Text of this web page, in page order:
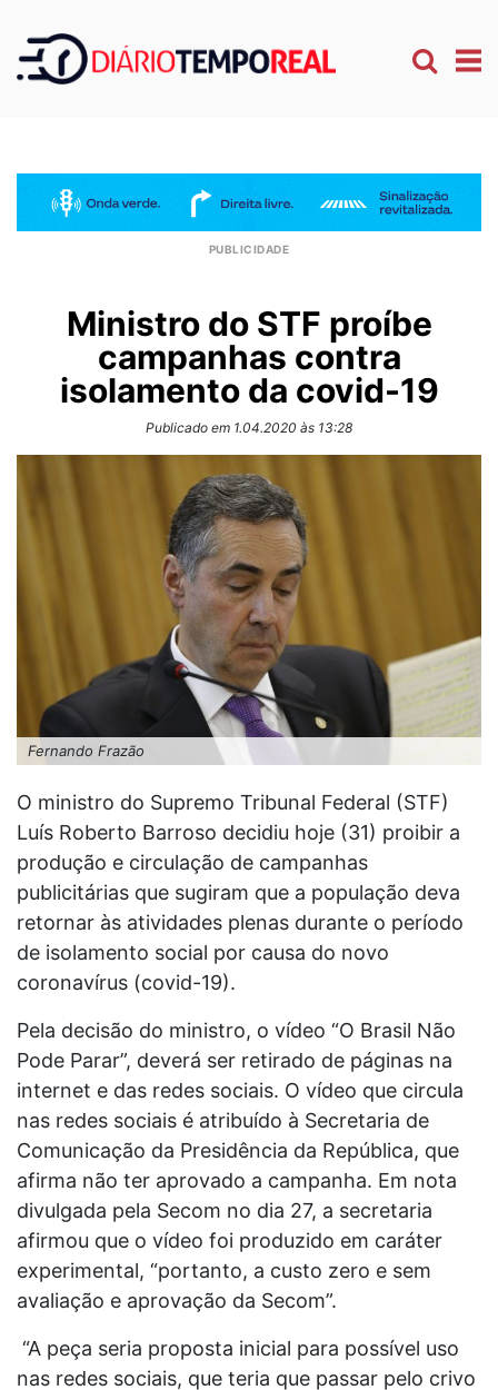
Ministro do STF proíbe
campanhas contra
isolamento da covid-19
Publicado em 1.04.2020 às 13:28
Fernando Frazão
O ministro do Supremo Tribunal Federal (STF)
Luís Roberto Barroso decidiu hoje (31) proibir a
produção e circulação de campanhas
publicitárias que sugiram que a população deva
retornar às atividades plenas durante o período
de isolamento social por causa do novo
coronavírus (covid-19).
Pela decisão do ministro, o vídeo “O Brasil Não
Pode Parar”, deverá ser retirado de páginas na
internet e das redes sociais. O vídeo que circula
nas redes sociais é atribuído à Secretaria de
Comunicação da Presidência da República, que
afirma não ter aprovado a campanha. Em nota
divulgada pela Secom no dia 27, a secretaria
afirmou que o vídeo foi produzido em caráter
experimental, “portanto, a custo zero e sem
avaliação e aprovação da Secom”.
“A peça seria proposta inicial para possível uso
nas redes sociais, que teria que passar pelo crivo